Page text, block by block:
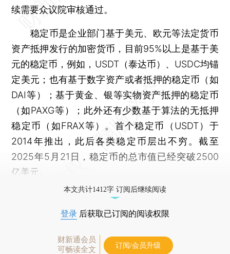
续需要众议院审核通过。
稳定币是企业部门基于美元、欧元等法定货币
资产抵押发行的加密货币，目前95%以上是基于美
元的稳定币，例如，USDT（泰达币）、USDC均锚
定美元；也有基于数字资产或者抵押的稳定币（如
DAI等）；基于黄金、银等实物资产抵押的稳定币
（如PAXG等）；此外还有少数基于算法的无抵押
稳定币（如FRAX等）。首个稳定币（USDT）于
2014年推出，此后各类稳定币层出不穷。截至
2025年5月21日，稳定币的总市值已经突破2500
亿美元。
本文共计1412字 订阅后继续阅读
登录 后获取已订阅的阅读权限
财新通会员
可畅读全文
订阅/会员升级